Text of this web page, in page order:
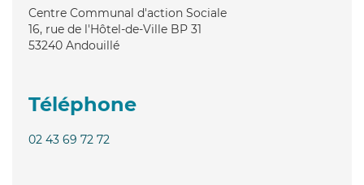
Centre Communal d'action Sociale
16, rue de l'Hôtel-de-Ville BP 31
53240 Andouillé
Téléphone
02 43 69 72 72